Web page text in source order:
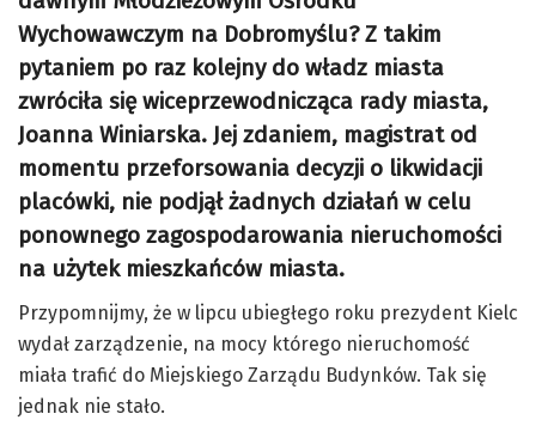
Wychowawczym na Dobromyślu? Z takim
pytaniem po raz kolejny do władz miasta
zwróciła się wiceprzewodnicząca rady miasta,
Joanna Winiarska. Jej zdaniem, magistrat od
momentu przeforsowania decyzji o likwidacji
placówki, nie podjął żadnych działań w celu
ponownego zagospodarowania nieruchomości
na użytek mieszkańców miasta.
Przypomnijmy, że w lipcu ubiegłego roku prezydent Kielc
wydał zarządzenie, na mocy którego nieruchomość
miała trafić do Miejskiego Zarządu Budynków. Tak się
jednak nie stało.